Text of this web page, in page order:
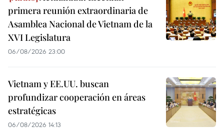
primera reunión extraordinaria de
Asamblea Nacional de Vietnam de la
XVI Legislatura
06/08/2026 23:00
Vietnam y EE.UU. buscan
profundizar cooperación en áreas
estratégicas
06/08/2026 14:13